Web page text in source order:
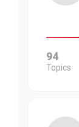
94
Topics